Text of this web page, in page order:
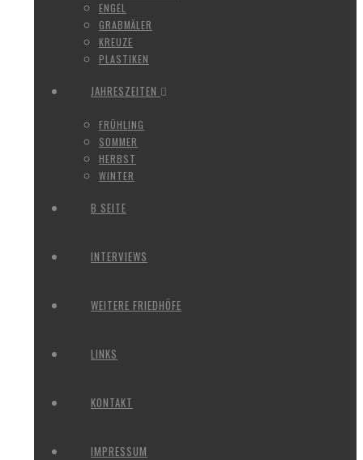
ENGEL
GRABMÄLER
KREUZE
PLASTIKEN
JAHRESZEITEN
FRÜHLING
SOMMER
HERBST
WINTER
B SEITE
INTERVIEWS
WEITERE FRIEDHÖFE
LINKS
KONTAKT
IMPRESSUM